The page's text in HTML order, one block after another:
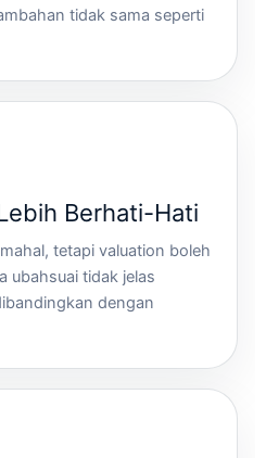
tidak sama seperti
Berhati-Hati
tetapi valuation boleh
ubahsuai tidak jelas
dengan